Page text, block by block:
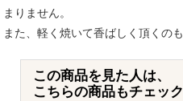
まりません。
また、軽く焼いて香ばしく頂くの
この商品を見た人は、
こちらの商品もチェッ